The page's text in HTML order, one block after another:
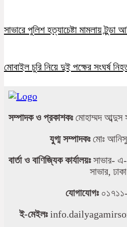
সাভারে পুলিশ হত্যাচেষ্টা মামলায় টুন্ডা
মোবাইল চুরি নিয়ে দুই পক্ষের সংঘর্ষ
সম্পাদক ও প্রকাশকঃমোহাম্মদ আব্দুস
যুগ্ম সম্পাদকঃমোঃ
বার্তা ও বাণিজ্যিক কার্যালয়ঃসাভার-
সাভার,
যোগাযোগঃ
ই-মেইলঃ